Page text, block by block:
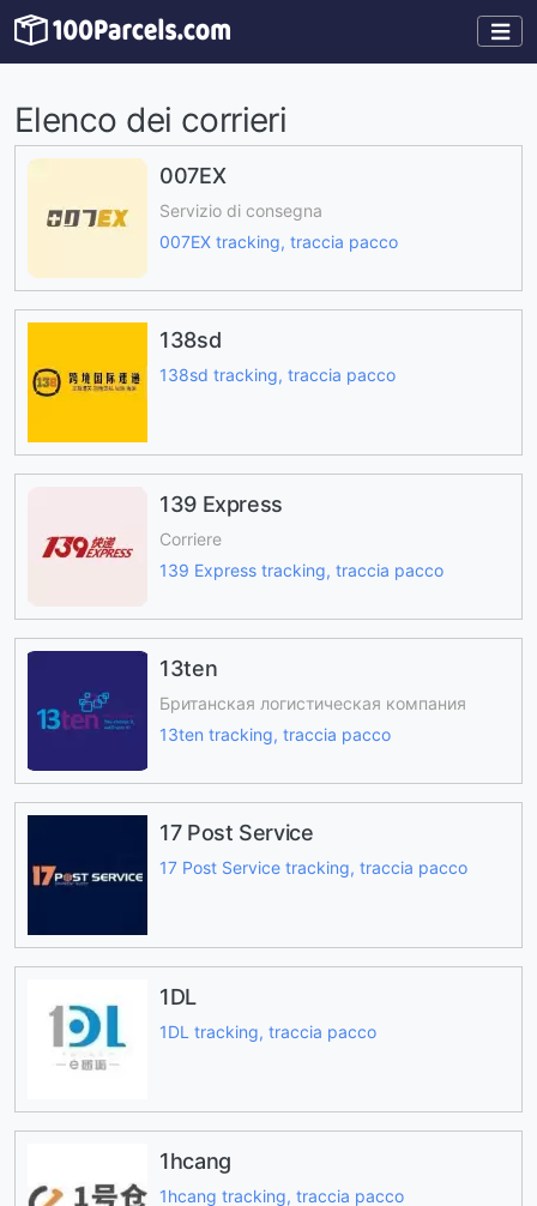
Elenco dei corrieri
007EX
Servizio di consegna
007EX tracking, traccia pacco
138sd
138sd tracking, traccia pacco
139 Express
Corriere
139 Express tracking, traccia pacco
13ten
Британская логистическая компания
13ten tracking, traccia pacco
17 Post Service
17 Post Service tracking, traccia pacco
1DL
1DL tracking, traccia pacco
1hcang
1hcang tracking, traccia pacco